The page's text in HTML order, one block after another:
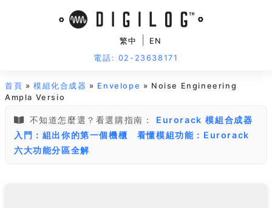
繁中
EN
電話: 02-23638171
首頁 »模組化合成器 » Envelope » Noise Engineering
Ampla Versio
不知道怎麼選？看選購指南：
Eurorack 模組合成器
入門：組出你的第一個機櫃
看懂模組功能：Eurorack
六大功能分區全解